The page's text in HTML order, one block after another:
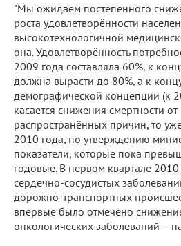
"Мы ожидаем постепенного
роста удовлетворённости
высокотехнологичной
она. Удовлетворённость
2009 года составляла 60%, к
должна вырасти до 80%, а к
демографической концепции (к
касается снижения смертности
распространённых причин, то
2010 года, по утверждению
показатели, которые пока
годовые. В первом квартале 2010
сердечно-сосудистых
дорожно-транспортных
впервые было отмечено
онкологических заболеваний –